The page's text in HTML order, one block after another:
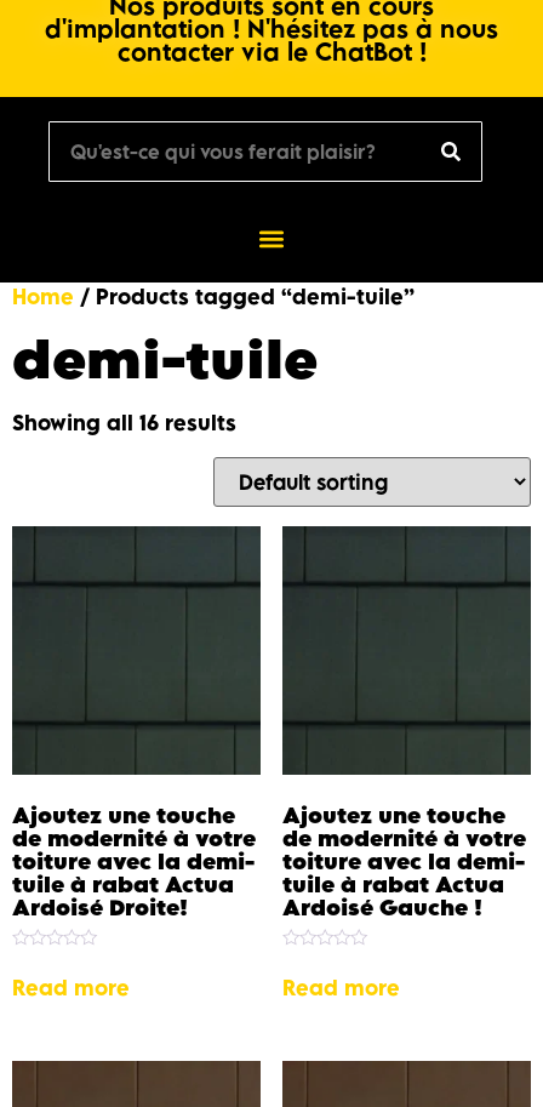
d'implantation ! N'hésitez pas à nous
contacter via le ChatBot !
Home / Products tagged “demi-tuile”
demi-tuile
Showing all 16 results
Ajoutez une touche
de modernité à votre
toiture avec la demi-
tuile à rabat Actua
Ardoisé Droite!
0
out
Read more
Ajoutez une touche
de modernité à votre
toiture avec la demi-
tuile à rabat Actua
Ardoisé Gauche !
0
out
Read more